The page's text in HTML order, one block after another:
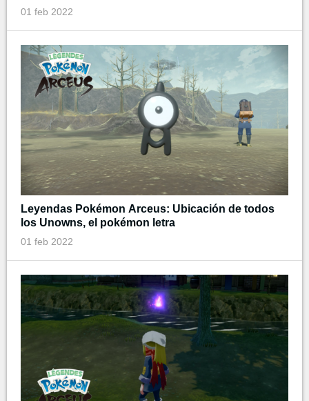
01 feb 2022
Leyendas Pokémon Arceus: Ubicación de todos
los Unowns, el pokémon letra
01 feb 2022